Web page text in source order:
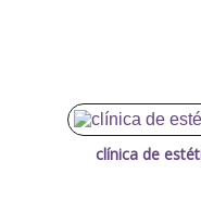
clínica de